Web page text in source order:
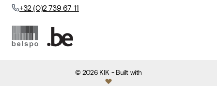
+32 (0)2 739 67 11
©2026 KIK - Built with